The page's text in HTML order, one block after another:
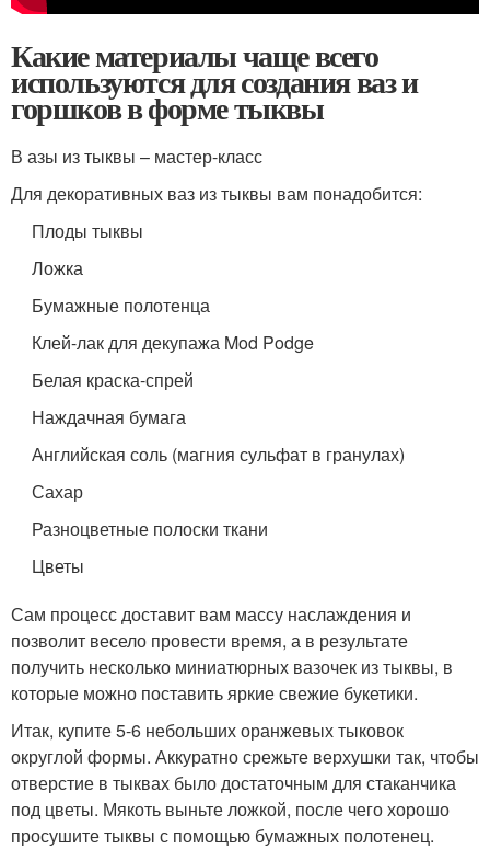
Какие материалы чаще всего
используются для создания ваз и
горшков в форме тыквы
В азы из тыквы – мастер-класс
Для декоративных ваз из тыквы вам понадобится:
Плоды тыквы
Ложка
Бумажные полотенца
Клей-лак для декупажа Mod Podge
Белая краска-спрей
Наждачная бумага
Английская соль (магния сульфат в гранулах)
Сахар
Разноцветные полоски ткани
Цветы
Сам процесс доставит вам массу наслаждения и
позволит весело провести время, а в результате
получить несколько миниатюрных вазочек из тыквы, в
которые можно поставить яркие свежие букетики.
Итак, купите 5-6 небольших оранжевых тыковок
округлой формы. Аккуратно срежьте верхушки так, чтобы
отверстие в тыквах было достаточным для стаканчика
под цветы. Мякоть выньте ложкой, после чего хорошо
просушите тыквы с помощью бумажных полотенец.